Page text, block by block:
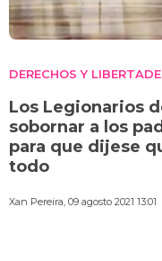
DERECHOS Y
Los Legionarios
sobornar a los
para que dijese
todo
Xan Pereira, 09 agosto 2021 13:01